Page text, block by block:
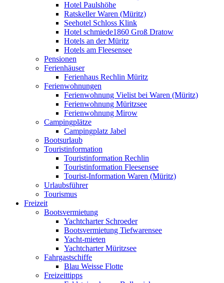
Hotel Paulshöhe
Ratskeller Waren (Müritz)
Seehotel Schloss Klink
Hotel schmiede1860 Groß Dratow
Hotels an der Müritz
Hotels am Fleesensee
Pensionen
Ferienhäuser
Ferienhaus Rechlin Müritz
Ferienwohnungen
Ferienwohnung Vielist bei Waren (Müritz)
Ferienwohnung Müritzsee
Ferienwohnung Mirow
Campingplätze
Campingplatz Jabel
Bootsurlaub
Touristinformation
Touristinformation Rechlin
Touristinformation Fleesensee
Tourist-Information Waren (Müritz)
Urlaubsführer
Tourismus
Freizeit
Bootsvermietung
Yachtcharter Schroeder
Bootsvermietung Tiefwarensee
Yacht-mieten
Yachtcharter Müritzsee
Fahrgastschiffe
Blau Weisse Flotte
Freizeittipps